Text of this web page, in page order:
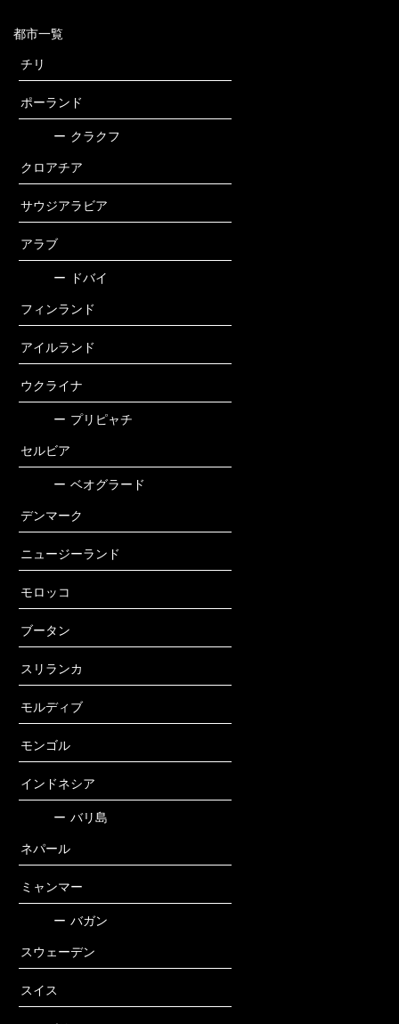
都市一覧
チリ
ポーランド
ー クラクフ
クロアチア
サウジアラビア
アラブ
ー ドバイ
フィンランド
アイルランド
ウクライナ
ー プリピャチ
セルビア
ー ベオグラード
デンマーク
ニュージーランド
モロッコ
ブータン
スリランカ
モルディブ
モンゴル
インドネシア
ー バリ島
ネパール
ミャンマー
ー バガン
スウェーデン
スイス